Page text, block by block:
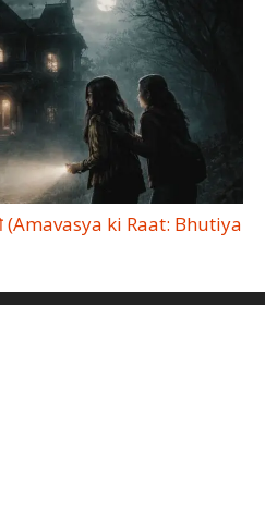
(Amavasya ki Raat: Bhutiya